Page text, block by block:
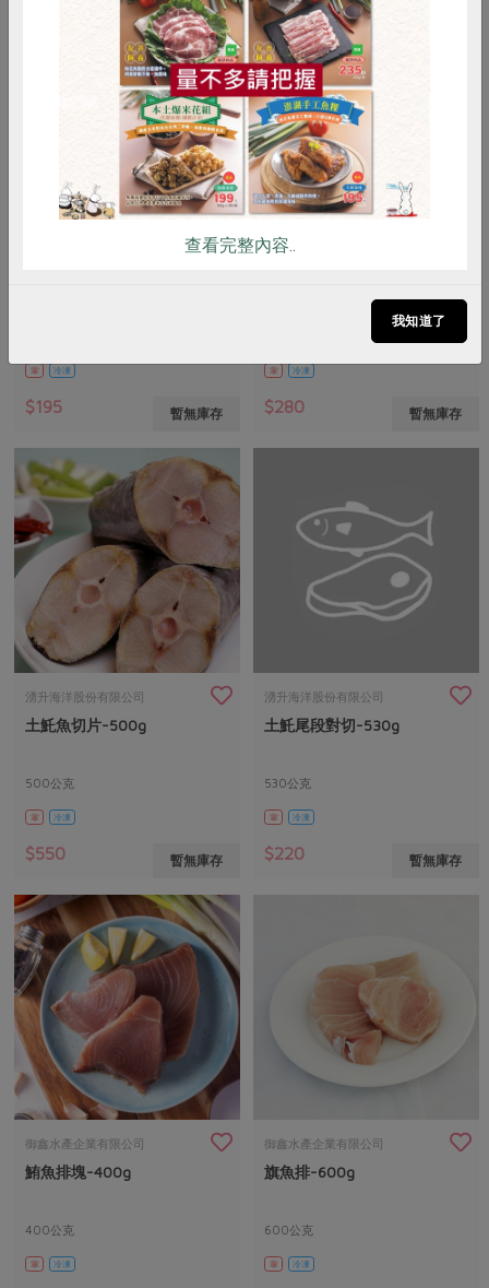
葷 冷凍
$195 暫無庫存
湧升海洋股份有限公司
葷 冷凍
$280 暫無庫存
湧升海洋股份有限公司
土魠魚切片-500g
500公克
葷 冷凍
$550 暫無庫存
湧升海洋股份有限公司
土魠尾段對切-530g
530公克
葷 冷凍
$220 暫無庫存
御鑫水產企業有限公司
鮪魚排塊-400g
400公克
葷 冷凍
御鑫水產企業有限公司
旗魚排-600g
600公克
葷 冷凍
RPET 食譜 減硝酸鹽
雞蛋 食安 共同購買
查看完整內容..
我知道了